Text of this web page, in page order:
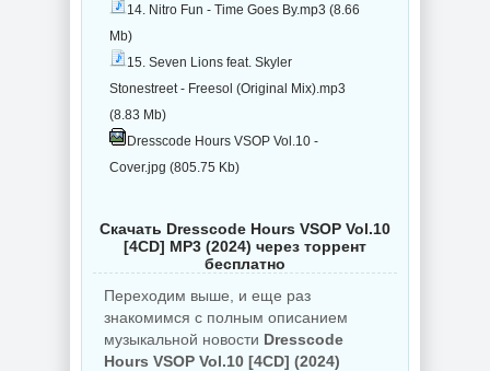
14. Nitro Fun - Time Goes By.mp3 (8.66
Mb)
15. Seven Lions feat. Skyler
Stonestreet - Freesol (Original Mix).mp3
(8.83 Mb)
Dresscode Hours VSOP Vol.10 -
Cover.jpg (805.75 Kb)
Скачать Dresscode Hours VSOP Vol.10
[4CD] MP3 (2024) через торрент
бесплатно
Переходим выше, и еще раз
знакомимся с полным описанием
музыкальной новости Dresscode
Hours VSOP Vol.10 [4CD] (2024)